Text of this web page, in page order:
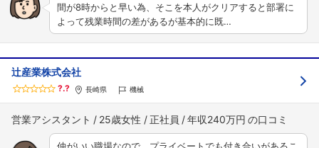
間が8時からと早い為、そこを本人がクリアすると部署に
よって残業時間の差があるが基本的に既…
辻産業株式会社
?.? 長崎県 機械
営業アシスタント 25歳女性 正社員 年収240万円
仲がいい職場なので、プライベートでも付き合いがあるこ